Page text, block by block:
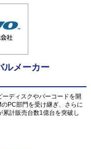
ルメーカー
ディスクやバーコードを開
PC部門を受け継ぎ、さらに
計販売台数1億台を突破し